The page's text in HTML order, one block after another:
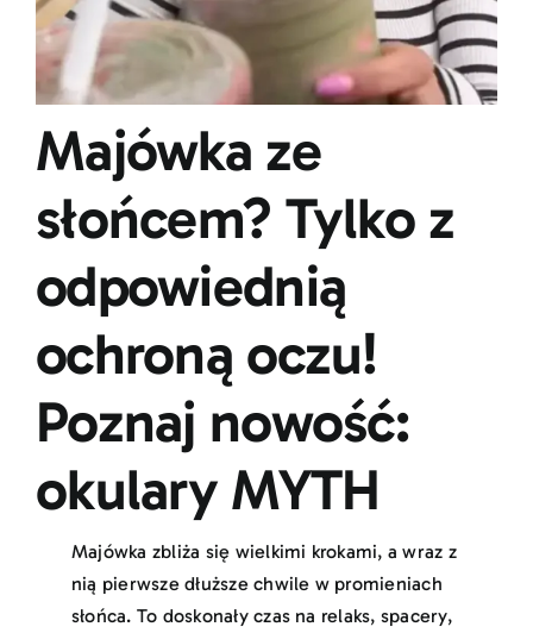
Majówka ze
słońcem? Tylko z
odpowiednią
ochroną oczu!
Poznaj nowość:
okulary MYTH
Majówka zbliża się wielkimi krokami, a wraz z
nią pierwsze dłuższe chwile w promieniach
słońca. To doskonały czas na relaks, spacery,